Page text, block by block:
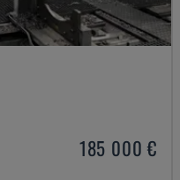
185 000 €